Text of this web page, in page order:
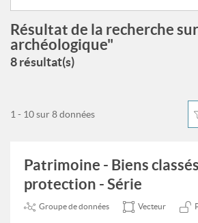
Résultat de la recherche
archéologique"
8 résultat(s)
1 - 10 sur 8 données
Patrimoine - Biens
protection - Série
Groupe de données Vecteur